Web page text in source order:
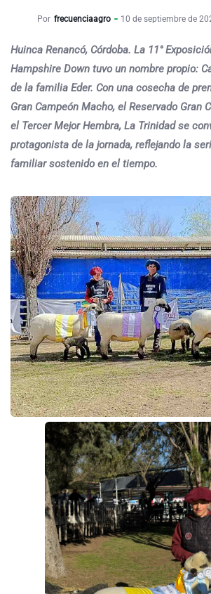
Por frecuenciaagro 10 de septiembre de
Huinca Renancó, Córdoba. La 11°
Hampshire Down tuvo un nombre propio:
de la familia Eder. Con una cosecha de
Gran Campeón Macho, el Reservado Gran
el Tercer Mejor Hembra, La Trinidad se
protagonista de la jornada, reflejando la
familiar sostenido en el tiempo.